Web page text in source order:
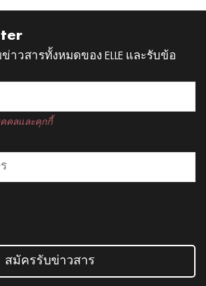
าวสารทั้งหมดของ ELLE และรับข้อ
คลและคุกกี้
สมัครรับข่าวสาร